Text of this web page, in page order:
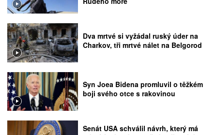
Dva mrtvé si vyžádal ruský úder na
Charkov, tři mrtvé nálet na Belgorod
Syn Joea Bidena promluvil o těžkém
boji svého otce s rakovinou
Senát USA schválil návrh, který má